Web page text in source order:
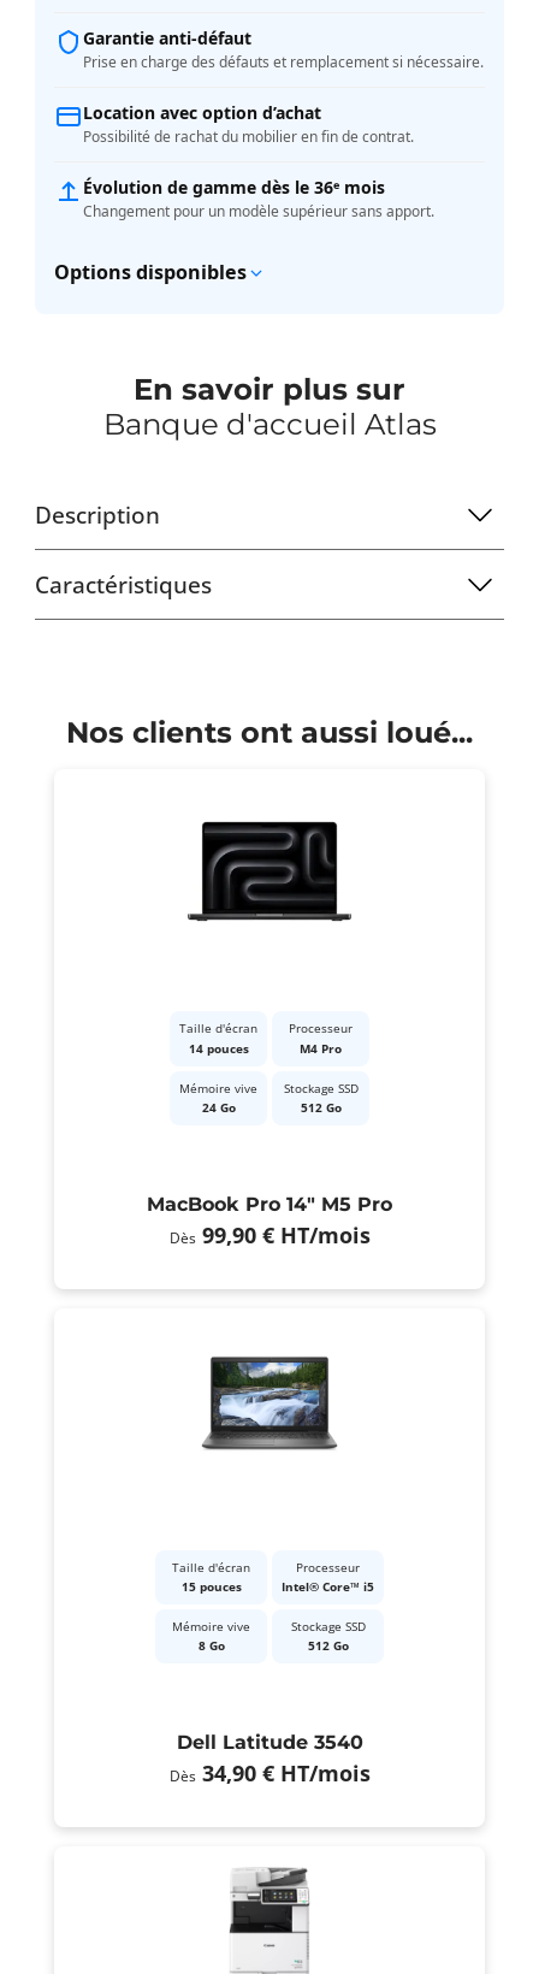
Garantie anti-défaut
Prise en charge des défauts et remplacement si nécessaire.
Location avec option d’achat
Possibilité de rachat du mobilier en fin de contrat.
Évolution de gamme dès le 36ᵉ mois
Changement pour un modèle supérieur sans apport.
Options disponibles
En savoir plus sur
Banque d'accueil Atlas
Description
Caractéristiques
Nos clients ont aussi loué...
Taille d'écran
14 pouces
Processeur
M4 Pro
Mémoire vive
24 Go
Stockage SSD
512 Go
MacBook Pro 14" M5 Pro
Dès 99,90 € HT/mois
Taille d'écran
15 pouces
Processeur
Intel® Core™ i5
Mémoire vive
8 Go
Stockage SSD
512 Go
Dell Latitude 3540
Dès 34,90 € HT/mois